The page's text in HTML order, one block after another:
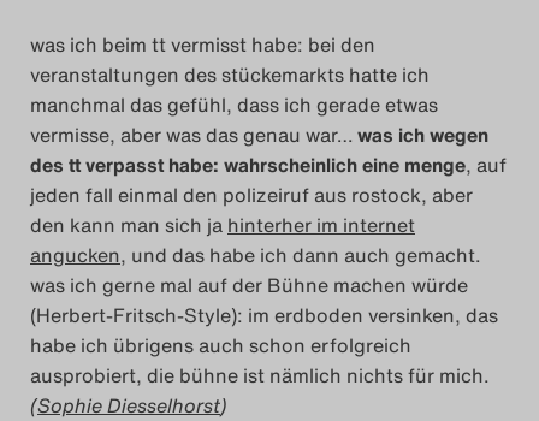
was ich beim tt vermisst habe: bei den
veranstaltungen des stückemarkts hatte ich
manchmal das gefühl, dass ich gerade etwas
vermisse, aber was das genau war… was ich wegen
des tt verpasst habe: wahrscheinlich eine menge, auf
jeden fall einmal den polizeiruf aus rostock, aber
den kann man sich ja hinterher im internet
angucken, und das habe ich dann auch gemacht.
was ich gerne mal auf der Bühne machen würde
(Herbert-Fritsch-Style): im erdboden versinken, das
habe ich übrigens auch schon erfolgreich
ausprobiert, die bühne ist nämlich nichts für mich.
(Sophie Diesselhorst)